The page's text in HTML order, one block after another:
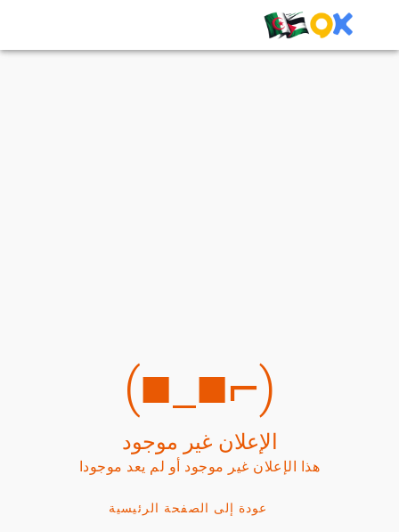
(⌐■_■)
الإعلان غير موجود
هذا الإعلان غير موجود أو لم يعد موجودا
عودة إلى الصفحة الرئيسية